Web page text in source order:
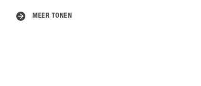
MEER TONEN